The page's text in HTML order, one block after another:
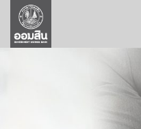
ลูกค้าธุรกิจ
ลูกค้าผู้ประกอบรายย่อย